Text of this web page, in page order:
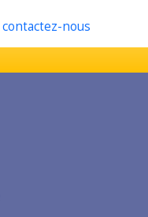
contactez-nous